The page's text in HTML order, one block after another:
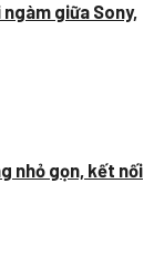
giữa Sony,
nhỏ gọn, kết nối